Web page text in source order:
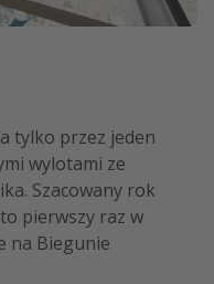
tylko przez jeden
wylotami ze
Szacowany rok
pierwszy raz w
na Biegunie